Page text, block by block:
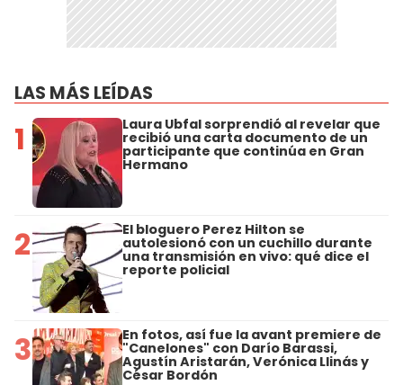
LAS MÁS LEÍDAS
1 Laura Ubfal sorprendió al revelar que
recibió una carta documento de un
participante que continúa en Gran
Hermano
2 El bloguero Perez Hilton se
autolesionó con un cuchillo durante
una transmisión en vivo: qué dice el
reporte policial
3 En fotos, así fue la avant premiere de
"Canelones" con Darío Barassi,
Agustín Aristarán, Verónica Llinás y
César Bordón